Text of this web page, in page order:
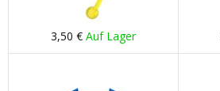
3,50 € Auf Lager